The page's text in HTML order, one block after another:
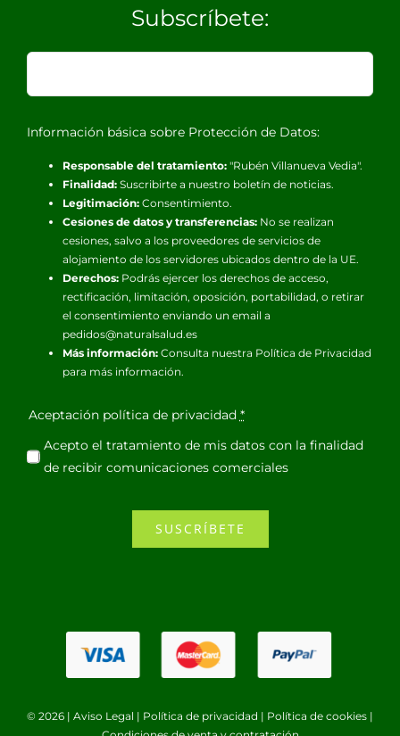
Subscríbete:
Información básica sobre Protección de Datos:
Responsable del tratamiento:"Rubén Villanueva Vedia".
Finalidad:Suscribirte a nuestro boletín de noticias.
Legitimación:Consentimiento.
Cesiones de datos y transferencias:No se realizan
cesiones, salvo a los proveedores de servicios de
alojamiento de los servidores ubicados dentro de la UE.
Derechos:Podrás ejercer los derechos de acceso,
rectificación, limitación, oposición, portabilidad, o retirar
el consentimiento enviando un email a
pedidos@naturalsalud.es
Más información:Consulta nuestra Política de Privacidad
para más información.
Aceptación política de privacidad *
Acepto el tratamiento de mis datos con la finalidad
de recibir comunicaciones comerciales
SUSCRÍBETE
© 2026 | Aviso Legal | Política de privacidad | Política de cookies |